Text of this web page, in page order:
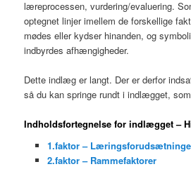
læreprocessen, vurdering/evaluering.
optegnet linjer imellem de forskellige
mødes eller kydser hinanden, og
indbyrdes afhængigheder.
Dette indlæg er langt. Der er derfor
så du kan springe rundt i indlægget,
Indholdsfortegnelse for indlægget –
1.faktor –
2.faktor – Rammefaktorer